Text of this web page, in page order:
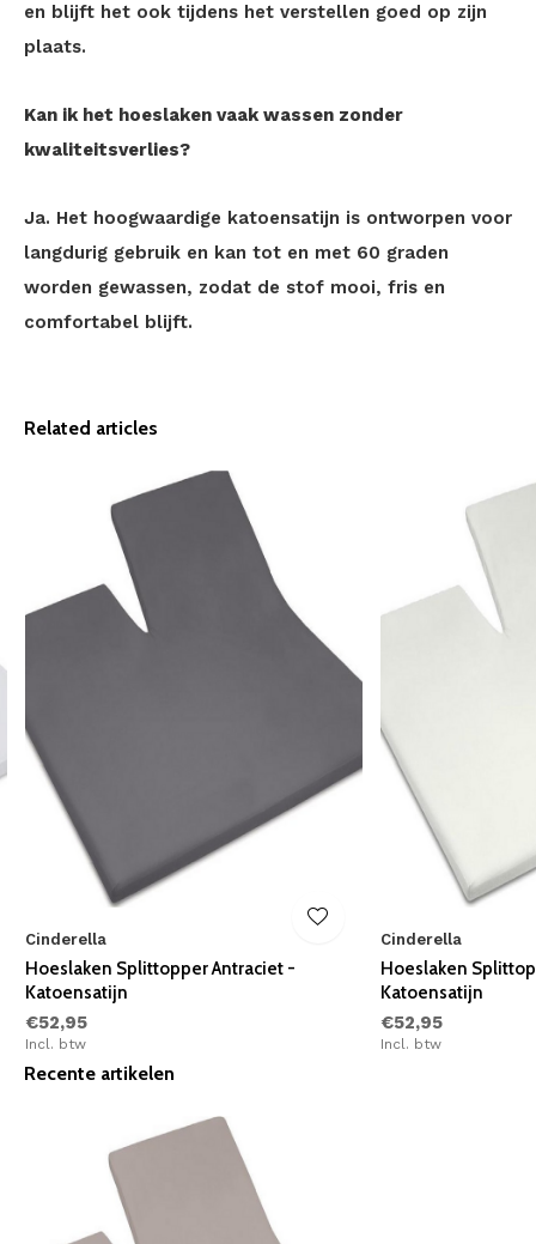
en blijft het ook tijdens het verstellen goed op zijn
plaats.
Kan ik het hoeslaken vaak wassen zonder
kwaliteitsverlies?
Ja. Het hoogwaardige katoensatijn is ontworpen voor
langdurig gebruik en kan tot en met 60 graden
worden gewassen, zodat de stof mooi, fris en
comfortabel blijft.
Related articles
Cinderella
Hoeslaken Splittopper Antraciet -
Katoensatijn
€52,95
Incl. btw
Cinderella
Hoeslaken
Katoensatijn
€52,95
Incl. btw
Recente artikelen